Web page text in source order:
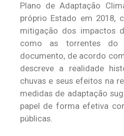
Plano de Adaptação
próprio Estado em 2018,
mitigação dos impactos
como as torrentes
documento, de acordo
descreve a realidade
chuvas e seus efeitos na
medidas de adaptação
papel de forma efetiva
públicas.